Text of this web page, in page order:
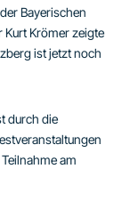
Bayerischen
Kurt Krömer zeigte
ist jetzt noch
durch die
am